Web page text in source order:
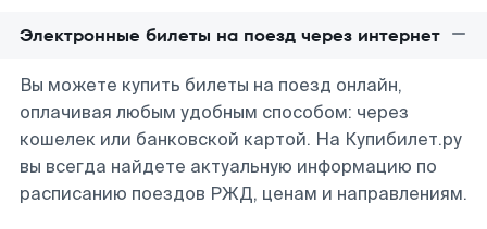
Электронные билеты на поезд через интернет
Вы можете купить билеты на поезд онлайн,
оплачивая любым удобным способом: через
кошелек или банковской картой. На Купибилет.ру
вы всегда найдете актуальную информацию по
расписанию поездов РЖД, ценам и направлениям.